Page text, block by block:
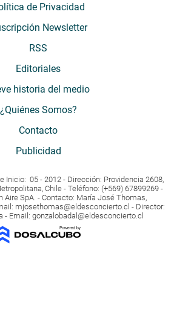
de Privacidad
Newsletter
RSS
Editoriales
historia del medio
¿Quiénes Somos?
Contacto
Publicidad
Inicio: 05 - 2012 - Dirección: Providencia 2608,
Chile - Teléfono: (+569) 67899269 -
Aire SpA. - Contacto: María José Thomas,
mjosethomas@eldesconcierto.cl - Director:
- Email: gonzalobadal@eldesconcierto.cl